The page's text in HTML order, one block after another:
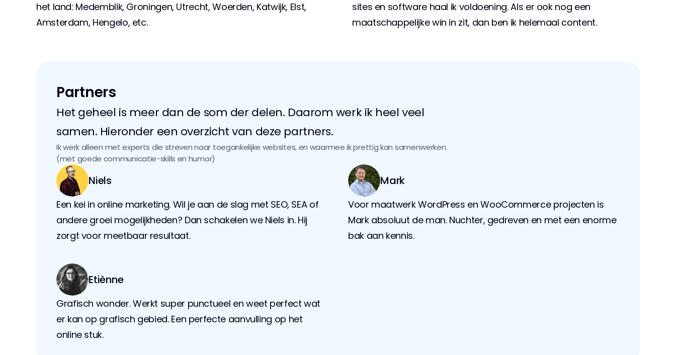
het land: Medemblik, Groningen, Utrecht, Woerden, Katwijk, Elst,
Amsterdam, Hengelo, etc.
sites en software haal ik voldoening. Als er ook nog een
maatschappelijke win in zit, dan ben ik helemaal content.
Partners
Het geheel is meer dan de som der delen. Daarom werk ik heel veel
samen. Hieronder een overzicht van deze partners.
Ik werk alleen met experts die streven naar toegankelijke websites, en waarmee ik prettig kan samenwerken.
(met goede communicatie-skills en humor)
Niels
Een kei in online marketing. Wil je aan de slag met SEO, SEA of
andere groei mogelijkheden? Dan schakelen we Niels in. Hij
zorgt voor meetbaar resultaat.
Mark
Voor maatwerk WordPress en WooCommerce projecten is
Mark absoluut de man. Nuchter, gedreven en met een enorme
bak aan kennis.
Etiènne
Grafisch wonder. Werkt super punctueel en weet perfect wat
er kan op grafisch gebied. Een perfecte aanvulling op het
online stuk.